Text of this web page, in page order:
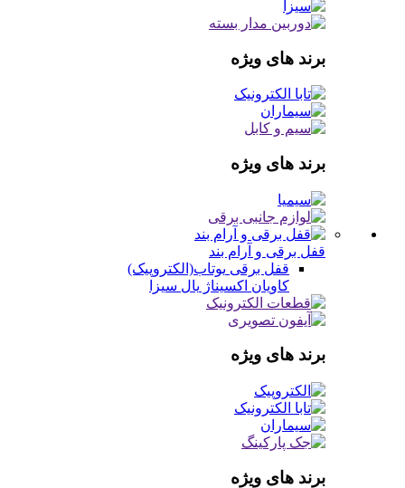
برند های ویژه
برند های ویژه
قفل برقی و آرام بند
قفل برقی یوتاب(الکتروپیک)
کاویان اکسیناژ یال سیزا
برند های ویژه
برند های ویژه